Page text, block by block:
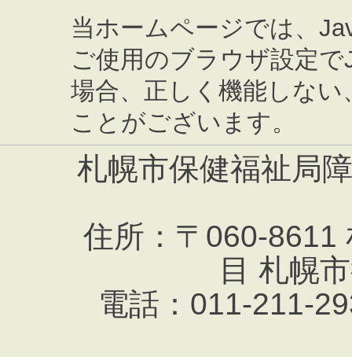
当ホームページでは、
ご使用のブラウザ設定
場合、正しく機能しな
ことがございます。
札幌市保健福祉局
住所：〒060-8611
目 札幌
電話：011-211-